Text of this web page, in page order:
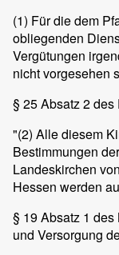
(1) Für die dem
obliegenden
Vergütungen
nicht vorgesehen
§ 25 Absatz 2
"(2) Alle diesem
Bestimmungen
Landeskirchen
Hessen werden
§ 19 Absatz 1
und Versorgung